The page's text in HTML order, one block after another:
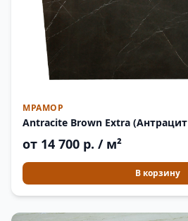
МРАМОР
Antracite Brown Extra
от 14 700 р. / м²
В корзину